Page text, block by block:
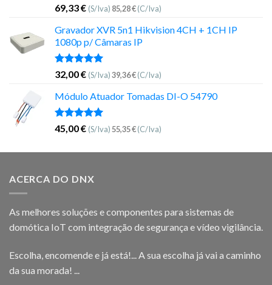
Avaliação
5.00
de 5
69,33€ (S/Iva) 85,28€(C/Iva)
Gravador XVR 5n1 Hikvision 4CH + 1CH IP
1080p p/ Câmaras IP
Avaliação
5.00
de 5
32,00€ (S/Iva)39,36€(C/Iva)
Módulo Atuador Tomadas DI-O 54790
Avaliação
5.00
de 5
45,00€ (S/Iva)55,35€(C/Iva)
ACERCA DO DNX
As melhores soluções e componentes para sistemas de
domótica IoT com integração de segurança e vídeo vigilância.
Escolha, encomende e já está!... A sua escolha já vai a caminho
da sua morada! ...